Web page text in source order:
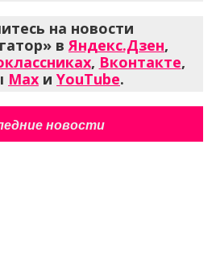
на новости
вЯндекс.Дзен,
, Вконтакте,
Max и YouTube.
новости